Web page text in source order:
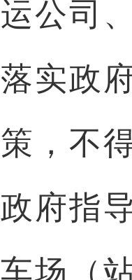
运公司
落实政
策，不
政府指
车场（